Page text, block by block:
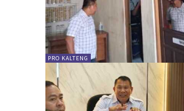
PRO KALTENG